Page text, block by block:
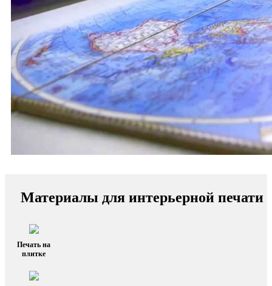
Материалы для интерьерной печати
Печать на
плитке